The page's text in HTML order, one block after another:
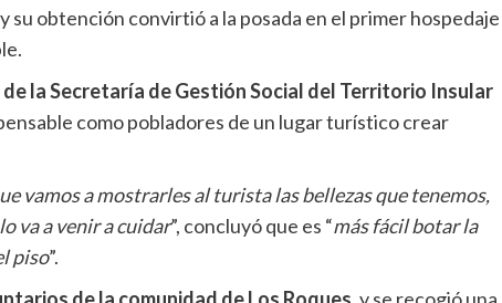
su obtención convirtió a la posada en el primer hospedaje
la Secretaría de Gestión Social del Territorio Insular
como pobladores de un lugar turístico crear
vamos a mostrarles al turista las bellezas que tenemos,
va a venir a cuidar”, concluyó que es “más fácil botar la
piso”.
de la comunidad de Los Roques, y se recogió una